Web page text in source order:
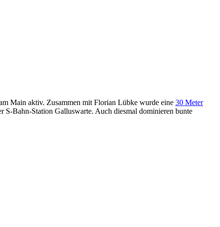
Main aktiv. Zusammen mit Florian Lübke wurde eine 30 Meter
S-Bahn-Station Galluswarte. Auch diesmal dominieren bunte